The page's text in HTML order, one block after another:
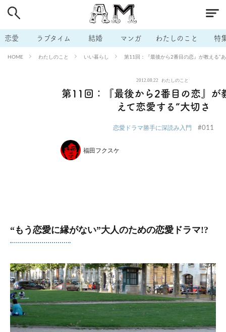
恋愛 ラブタイム 結婚 マンガ わたしのこと 特
HOME わたしのこと いい暮らし 第11回：『最後から2番目の恋』が教える“
2012.08.22 わたしのこと
第11回：『最後から2番目の恋』が
えて恋愛する”大切さ
恋愛ドラマ勝手に深読み入門 #011
福田フクスケ
“もう恋愛に縁がない”大人のための恋愛ドラマ!?
# 男の本音 # セフレ # 不倫
# 出会う方法 # マッチングアプリ # ラブグッズ # 体の相